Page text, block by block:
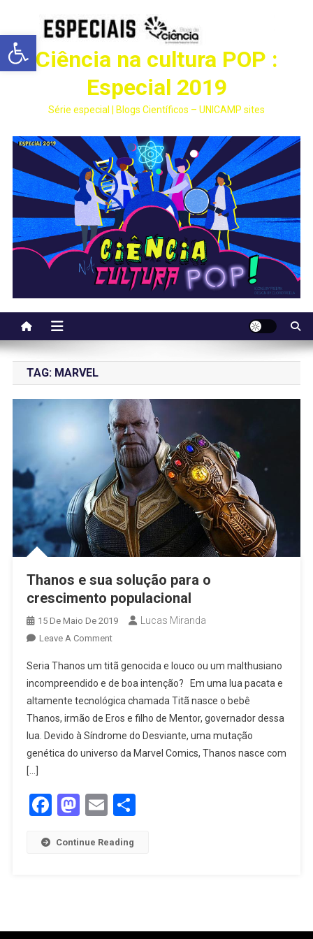
Abrir a barra de ferramentas
Ciência na cultura POP :
Especial 2019
Série especial | Blogs Científicos – UNICAMP sites
TAG: MARVEL
Thanos e sua solução para o
crescimento populacional
15 De Maio De 2019 Lucas Miranda
Leave A Comment
Seria Thanos um titã genocida e louco ou um malthusiano
incompreendido e de boa intenção? Em uma lua pacata e
altamente tecnológica chamada Titã nasce o bebê
Thanos, irmão de Eros e filho de Mentor, governador dessa
lua. Devido à Síndrome do Desviante, uma mutação
genética do universo da Marvel Comics, Thanos nasce com
[…]
Facebook
Mastodon
EmailShare
Continue Reading